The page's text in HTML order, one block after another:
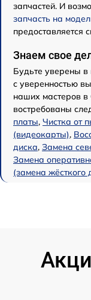
запчастей. И
запчасть на
предоставляется
Знаем свое
Будьте уверены
с уверенностью
наших мастеров в
востребованы
платы, Чистка от
(видеокарты),
диска, Замена
Замена
(замена жёсткого